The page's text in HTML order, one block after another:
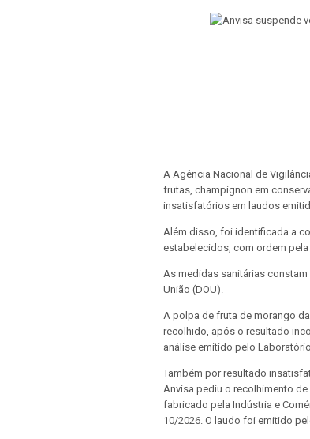
A Agência Nacional de
frutas, champignon em
insatisfatórios em laudos
Além disso, foi identificada a
estabelecidos, com ordem
As medidas sanitárias
União (DOU).
A polpa de fruta de morango
recolhido, após o resultado
análise emitido pelo
Também por resultado
Anvisa pediu o recolhimento
fabricado pela Indústria e
10/2026. O laudo foi emitido